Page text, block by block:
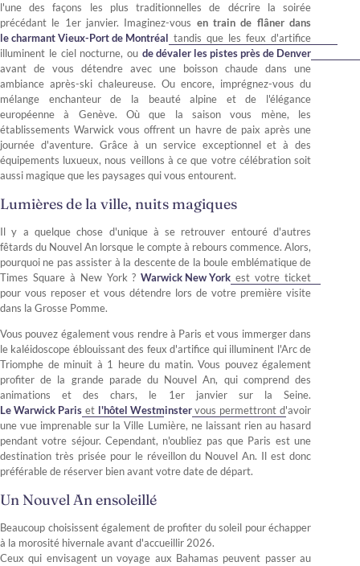
l'une des façons les plus traditionnelles de décrire la soirée
précédant le 1er janvier. Imaginez-vous en train de flâner dans
le charmant Vieux-Port de Montréal tandis que les feux d'artifice
illuminent le ciel nocturne, ou de dévaler les pistes près de Denver
avant de vous détendre avec une boisson chaude dans une
ambiance après-ski chaleureuse. Ou encore, imprégnez-vous du
mélange enchanteur de la beauté alpine et de l'élégance
européenne à Genève. Où que la saison vous mène, les
établissements Warwick vous offrent un havre de paix après une
journée d'aventure. Grâce à un service exceptionnel et à des
équipements luxueux, nous veillons à ce que votre célébration soit
aussi magique que les paysages qui vous entourent.
Lumières de la ville, nuits magiques
Il y a quelque chose d'unique à se retrouver entouré d'autres
fêtards du Nouvel An lorsque le compte à rebours commence. Alors,
pourquoi ne pas assister à la descente de la boule emblématique de
Times Square à New York ?Warwick New York est votre ticket
pour vous reposer et vous détendre lors de votre première visite
dans la Grosse Pomme.
Vous pouvez également vous rendre à Paris et vous immerger dans
le kaléidoscope éblouissant des feux d'artifice qui illuminent l'Arc de
Triomphe de minuit à 1 heure du matin. Vous pouvez également
profiter de la grande parade du Nouvel An, qui comprend des
animations et des chars, le 1er janvier sur la Seine.
Le Warwick Paris et l'hôtel Westminstervous permettront d'avoir
une vue imprenable sur la Ville Lumière, ne laissant rien au hasard
pendant votre séjour. Cependant, n'oubliez pas que Paris est une
destination très prisée pour le réveillon du Nouvel An. Il est donc
préférable de réserver bien avant votre date de départ.
Un Nouvel An ensoleillé
Beaucoup choisissent également de profiter du soleil pour échapper
à la morosité hivernale avant d'accueillir 2026.
Ceux qui envisagent un voyage aux Bahamas peuvent passer au